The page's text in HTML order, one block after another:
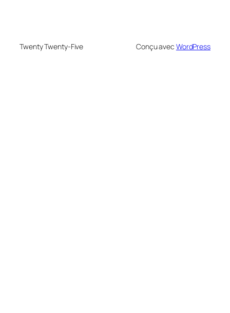
Twenty Twenty-Five Conçu avec WordPress